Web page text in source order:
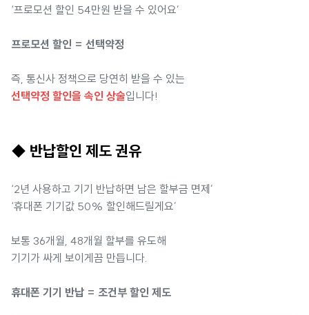
‘프로모션 할인 54만원 받을 수 있어요’
프로모션 할인 = 선택약정
즉, 통신사 정책으로 당연히 받을 수 있는
선택약정 할인을 속인 상술입니다!
◆ 반납할인 제도 권유
‘2년 사용하고 기기 반납하면 남은 할부금 면제’
‘휴대폰 기기값 50% 할인해드릴게요’
보통 36개월, 48개월 할부를 유도해
기기가 싸게 보이게끔 만듭니다.
휴대폰 기기 반납 = 조건부 할인 제도